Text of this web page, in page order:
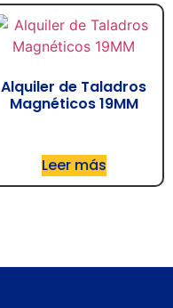
Alquiler de Taladros
Magnéticos 19MM
Leer más